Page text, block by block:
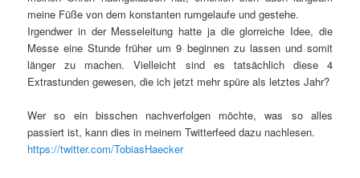
meine Füße von dem konstanten rumgelaufe und gestehe.
Irgendwer in der Messeleitung hatte ja die glorreiche Idee, die
Messe eine Stunde früher um 9 beginnen zu lassen und somit
länger zu machen. Vielleicht sind es tatsächlich diese 4
Extrastunden gewesen, die ich jetzt mehr spüre als letztes Jahr?
Wer so ein bisschen nachverfolgen möchte, was so alles
passiert ist, kann dies in meinem Twitterfeed dazu nachlesen.
https://twitter.com/TobiasHaecker